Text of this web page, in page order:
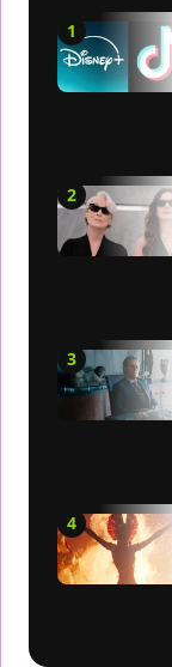
1
2
3
4